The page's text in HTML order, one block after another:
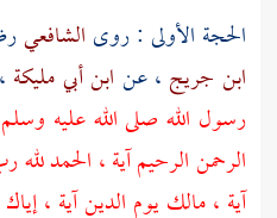
الحجة الأولى : روى الشافعي
ابن جريج ، عن ابن أبي مليكة
رسول الله صلى الله عليه
الرحمن الرحيم آية ، الحمد لله
آية ، مالك يوم الدين آية ،